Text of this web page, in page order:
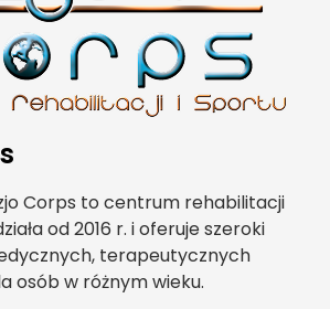
Corps to centrum rehabilitacji
od 2016 r. i oferuje szeroki
terapeutycznych
osób w różnym wieku.